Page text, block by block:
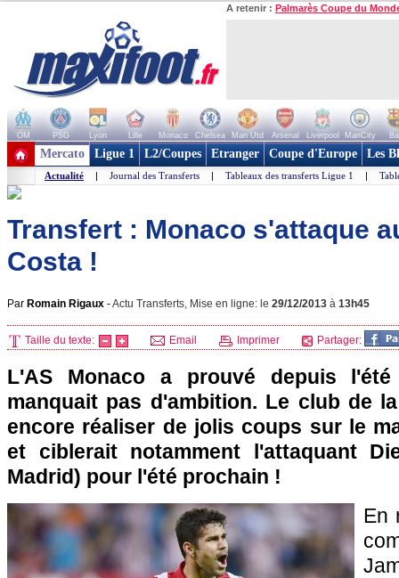
A retenir : Palmarès Coupe du
OM PSG Lyon Lille Monaco Chelsea Man Utd Arsenal Liverpool ManCity
+ de clubs
Mercato Ligue 1 L2/Coupes Etranger Coupe d'Europe Les
Actualité | Journal des Transferts | Tableaux des transferts Ligue 1 |
Transfert : Monaco s'attaque
Costa !
Par Romain Rigaux -Actu Transferts, Mise en ligne: le 29/12/2013 à 13h45
Taille du texte: Email Imprimer Partager:
L'AS Monacoa prouvé depuis l'été
manquait pas d'ambition. Le club de
encore réaliser de jolis coups sur le
et ciblerait notamment l'attaquant
Madrid) pour l'été prochain !
En